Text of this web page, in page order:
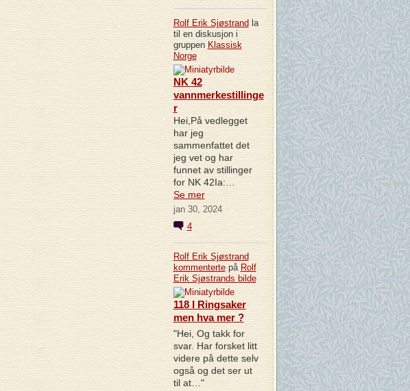
Rolf Erik Sjøstrand la
til en diskusjon i
gruppen Klassisk
Norge
NK 42
vannmerkestillinge
r
Hei,På vedlegget
har jeg
sammenfattet det
jeg vet og har
funnet av stillinger
for NK 42Ia:…
Se mer
jan 30, 2024
4
Rolf Erik Sjøstrand
kommentertepå Rolf
Erik Sjøstrandsbilde
118 I Ringsaker
men hva mer ?
"Hei, Og takk for
svar. Har forsket litt
videre på dette selv
også og det ser ut
til at…"